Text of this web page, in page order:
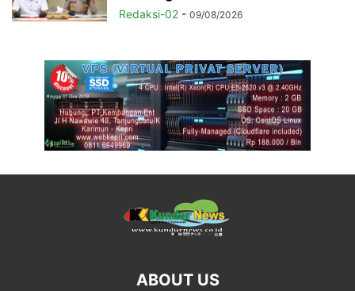
Redaksi-02 - 09/08/2026
ABOUT US